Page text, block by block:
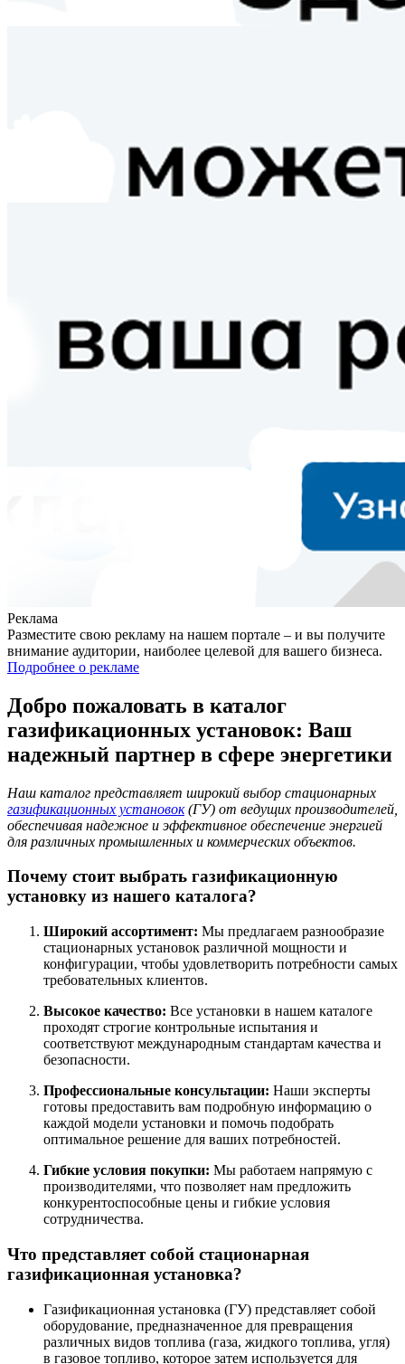
Реклама
Разместите свою рекламу на нашем портале – и вы получите
внимание аудитории, наиболее целевой для вашего бизнеса.
Подробнее о рекламе
Добро пожаловать в каталог
газификационных установок: Ваш
надежный партнер в сфере энергетики
Наш каталог представляет широкий выбор стационарных
газификационных установок(ГУ) от ведущих производителей,
обеспечивая надежное и эффективное обеспечение энергией
для различных промышленных и коммерческих объектов.
Почему стоит выбрать газификационную
установку из нашего каталога?
Широкий ассортимент: Мы предлагаем разнообразие
стационарных установок различной мощности и
конфигурации, чтобы удовлетворить потребности самых
требовательных клиентов.
Высокое качество: Все установки в нашем каталоге
проходят строгие контрольные испытания и
соответствуют международным стандартам качества и
безопасности.
Профессиональные консультации: Наши эксперты
готовы предоставить вам подробную информацию о
каждой модели установки и помочь подобрать
оптимальное решение для ваших потребностей.
Гибкие условия покупки: Мы работаем напрямую с
производителями, что позволяет нам предложить
конкурентоспособные цены и гибкие условия
сотрудничества.
Что представляет собой стационарная
газификационная установка?
Газификационная установка (ГУ) представляет собой
оборудование, предназначенное для превращения
различных видов топлива (газа, жидкого топлива, угля)
в газовое топливо, которое затем используется для